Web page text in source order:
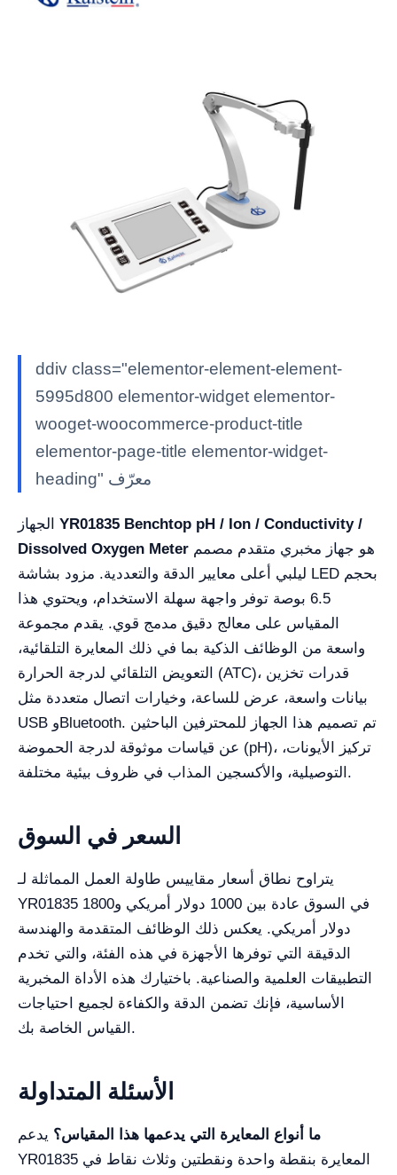
ddiv class="elementor-element-element-
5995d800 elementor-widget elementor-
wooget-woocommerce-product-title
elementor-page-title elementor-widget-
heading" معرّف
YR01835 Benchtop pH / Ion / Conductivity /
Dissolved Oxygen Meter
ليلبي أعلى معايير الدقة والتعددية. مزود بشاشة LED بحجم
6.5 بوصة توفر واجهة سهلة الاستخدام، ويحتوي هذا
المقياس على معالج دقيق مدمج قوي. يقدم مجموعة
واسعة من الوظائف الذكية بما في ذلك المعايرة التلقائية،
التعويض التلقائي لدرجة الحرارة (ATC)، قدرات تخزين
بيانات واسعة، عرض للساعة، وخيارات اتصال متعددة مثل
USB وBluetooth. تم تصميم هذا الجهاز للمحترفين الباحثين
عن قياسات موثوقة لدرجة الحموضة (pH)، تركيز الأيونات،
التوصيلية، والأكسجين المذاب في ظروف بيئية مختلفة.
السعر في السوق
يتراوح نطاق أسعار مقاييس طاولة العمل المماثلة لـ
YR01835 في السوق عادة بين 1000 دولار أمريكي و1800
دولار أمريكي. يعكس ذلك الوظائف المتقدمة والهندسة
الدقيقة التي توفرها الأجهزة في هذه الفئة، والتي تخدم
التطبيقات العلمية والصناعية. باختيارك هذه الأداة المخبرية
الأساسية، فإنك تضمن الدقة والكفاءة لجميع احتياجات
القياس الخاصة بك.
الأسئلة المتداولة
ما أنواع المعايرة التي يدعمها هذا المقياس؟ يدعم
YR01835 المعايرة بنقطة واحدة ونقطتين وثلاث نقاط في